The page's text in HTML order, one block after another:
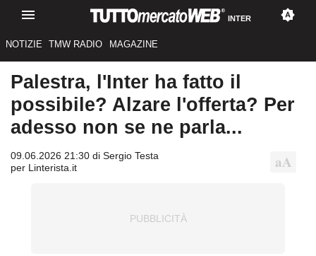
INTER
NOTIZIE TMW RADIO MAGAZINE
Palestra, l'Inter ha fatto il
possibile? Alzare l'offerta? Per
adesso non se ne parla...
09.06.2026 21:30 di Sergio Testa
per Linterista.it